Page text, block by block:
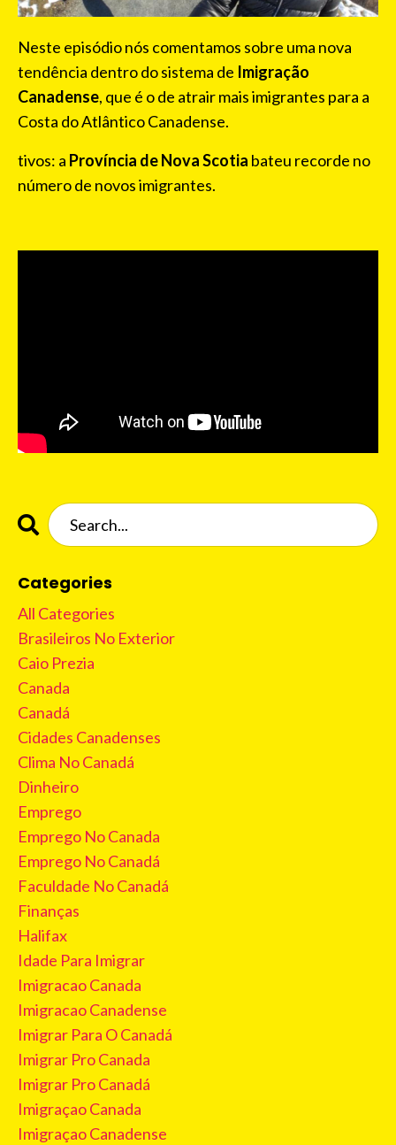
Neste episódio nós comentamos sobre uma nova
tendência dentro do sistema de Imigração
Canadense, que é o de atrair mais imigrantes para a
Costa do Atlântico Canadense.
tivos: a Província de Nova Scotia bateu recorde no
número de novos imigrantes.
Categories
All Categories
Brasileiros No Exterior
Caio Prezia
Canada
Canadá
Cidades Canadenses
Clima No Canadá
Dinheiro
Emprego
Emprego No Canada
Emprego No Canadá
Faculdade No Canadá
Finanças
Halifax
Idade Para Imigrar
Imigracao Canada
Imigracao Canadense
Imigrar Para O Canadá
Imigrar Pro Canada
Imigrar Pro Canadá
Imigraçao Canada
Imigraçao Canadense